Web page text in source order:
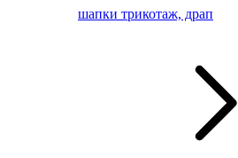
шапки трикотаж, драп